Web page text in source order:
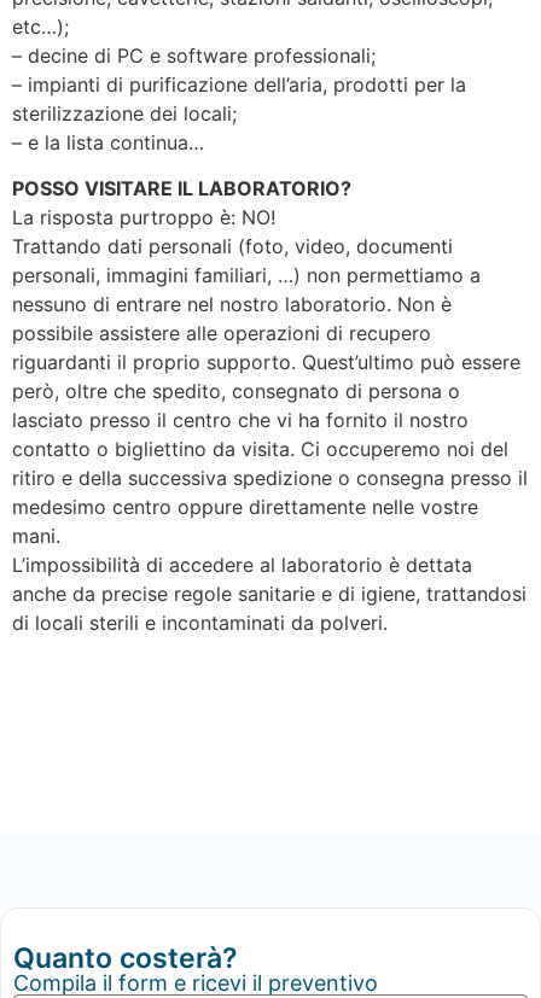
etc…);
– decine di PC e software professionali;
– impianti di purificazione dell’aria, prodotti per la
sterilizzazione dei locali;
– e la lista continua…
POSSO VISITARE IL LABORATORIO?
La risposta purtroppo è: NO!
Trattando dati personali (foto, video, documenti
personali, immagini familiari, …) non permettiamo a
nessuno di entrare nel nostro laboratorio. Non è
possibile assistere alle operazioni di recupero
riguardanti il proprio supporto. Quest’ultimo può essere
però, oltre che spedito, consegnato di persona o
lasciato presso il centro che vi ha fornito il nostro
contatto o bigliettino da visita. Ci occuperemo noi del
ritiro e della successiva spedizione o consegna presso il
medesimo centro oppure direttamente nelle vostre
mani.
L’impossibilità di accedere al laboratorio è dettata
anche da precise regole sanitarie e di igiene, trattandosi
di locali sterili e incontaminati da polveri.
Quanto costerà?
Compila il form e ricevi il preventivo